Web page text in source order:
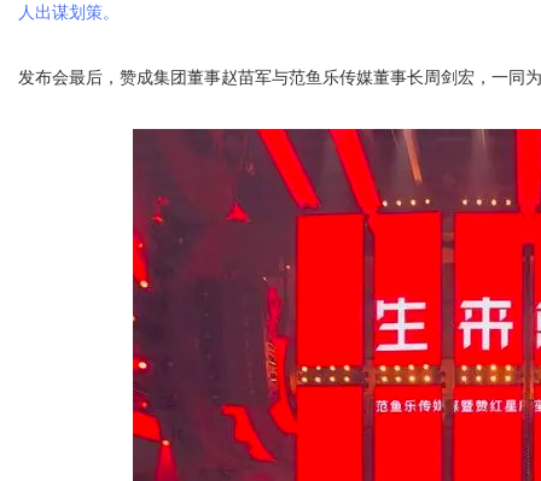
人出谋划策。
发布会最后，赞成集团董事赵苗军与范鱼乐传媒董事长周剑宏，一同